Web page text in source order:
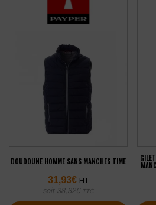
DOUDOUNE HOMME SANS MANCHES TIME
31,93€ HT
soit 38,32€ TTC